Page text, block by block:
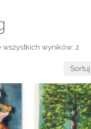
wyników: 2